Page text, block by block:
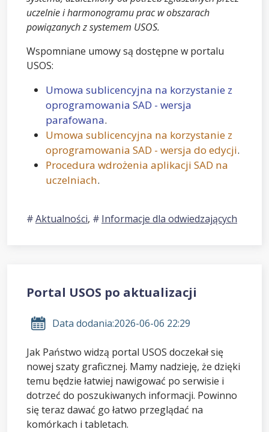
uczelnie i harmonogramu prac w obszarach
powiązanych z systemem USOS.
Wspomniane umowy są dostępne w portalu
USOS:
Umowa sublicencyjna na korzystanie z
oprogramowania SAD - wersja
parafowana.
Umowa sublicencyjna na korzystanie z
oprogramowania SAD - wersja do edycji.
Procedura wdrożenia aplikacji SAD na
uczelniach.
Aktualności, Informacje dla odwiedzających
Portal USOS po aktualizacji
Data dodania:2026-06-06 22:29
Jak Państwo widzą portal USOS doczekał się
nowej szaty graficznej. Mamy nadzieję, że dzięki
temu będzie łatwiej nawigować po serwisie i
dotrzeć do poszukiwanych informacji. Powinno
się teraz dawać go łatwo przeglądać na
komórkach i tabletach.